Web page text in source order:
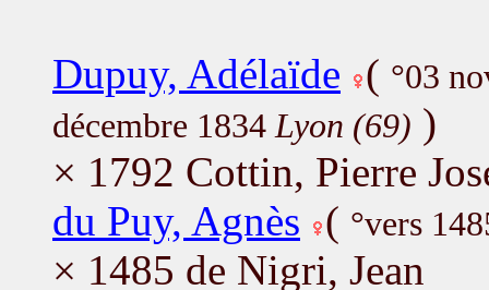
Dupuy, Adélaïde ( °03
décembre 1834 Lyon (69) )
× 1792 Cottin, Pierre
du Puy, Agnès ( °vers
× 1485 de Nigri, Jean